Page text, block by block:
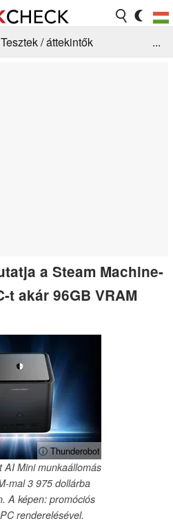
Tesztek / áttekintők
...
a Steam Machine-
t akár 96GB VRAM
ⓘ Thunderobot
AI Mini munkaállomás
mal 3 975 dollárba
A képen: promóciós
renderelésével.